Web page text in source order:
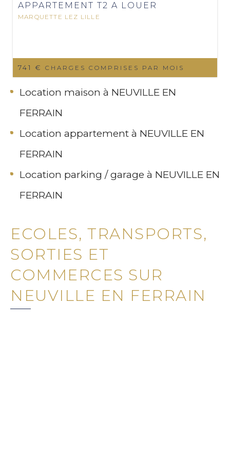
APPARTEMENT T2 A LOUER
MARQUETTE LEZ LILLE
741 € CHARGES COMPRISES PAR MOIS
Location maison à NEUVILLE EN
FERRAIN
Location appartement à NEUVILLE EN
FERRAIN
Location parking / garage à NEUVILLE EN
FERRAIN
ECOLES, TRANSPORTS,
SORTIES ET
COMMERCES SUR
NEUVILLE EN FERRAIN